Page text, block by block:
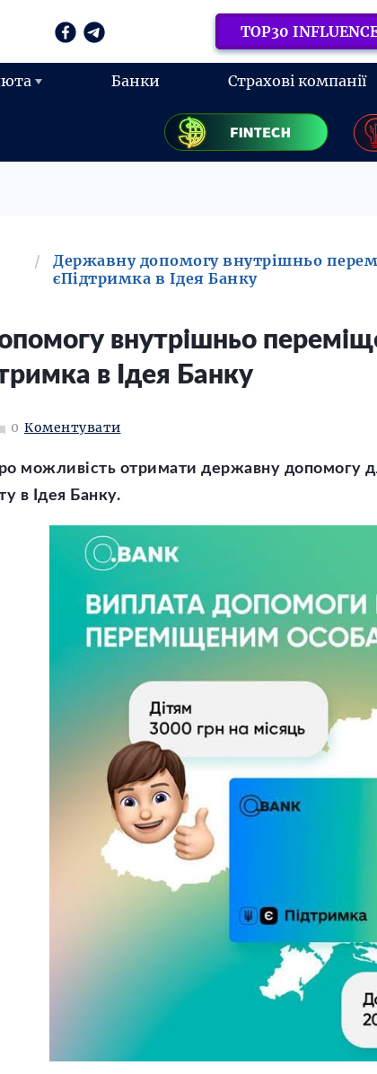
TOP30
Банки Страхові компанії
Державну допомогу внутрішньо
єПідтримка в Ідея Банку
внутрішньо
в Ідея Банку
0 Коментувати
можливість отримати державну допомогу
в Ідея Банку.